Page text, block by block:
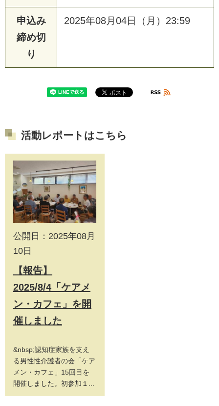
申込み
締め切
り
2025年08月04日（月）23:59
活動レポートはこちら
公開日：2025年08月
10日
【報告】
2025/8/4「ケアメ
ン・カフェ」を開
催しました
&nbsp;認知症家族を支え
る男性性介護者の会「ケア
メン・カフェ」15回目を
開催しました。初参加１...